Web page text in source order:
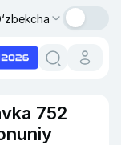
752